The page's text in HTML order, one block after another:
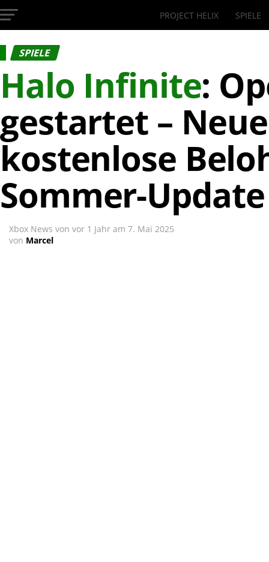
InsideXbox.de
PROJECT HELIX SPIELE
SPIELE
Halo Infinite:
gestartet –
kostenlose
Sommer-Update
Xbox News von vor 1 Jahr am 7. Mai 2025
von Marcel